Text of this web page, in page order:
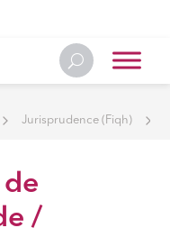
Jurisprudence (Fiqh)
/